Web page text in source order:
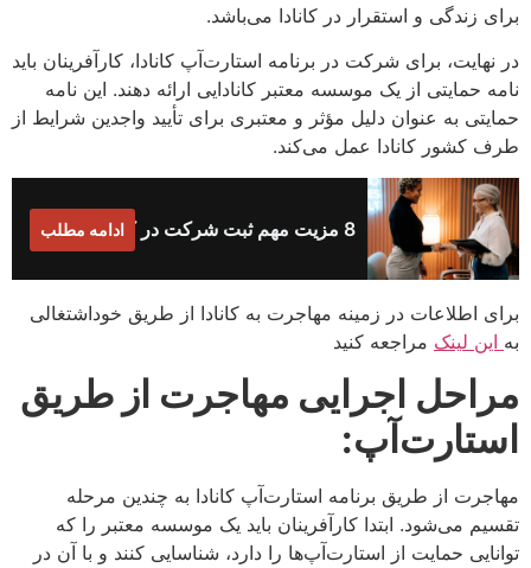
برای زندگی و استقرار در کانادا می‌باشد.
در نهایت، برای شرکت در برنامه استارت‌آپ کانادا، کارآفرینان باید
نامه حمایتی از یک موسسه معتبر کانادایی ارائه دهند. این نامه
حمایتی به عنوان دلیل مؤثر و معتبری برای تأیید واجدین شرایط از
طرف کشور کانادا عمل می‌کند.
8 مزیت مهم ثبت شرکت در کانادا ادامه مطلب
برای اطلاعات در زمینه مهاجرت به کانادا از طریق خوداشتغالی
به این لینک مراجعه کنید
مراحل اجرایی مهاجرت از طریق
استارت‌آپ:
مهاجرت از طریق برنامه استارت‌آپ کانادا به چندین مرحله
تقسیم می‌شود. ابتدا کارآفرینان باید یک موسسه معتبر را که
توانایی حمایت از استارت‌آپ‌ها را دارد، شناسایی کنند و با آن در